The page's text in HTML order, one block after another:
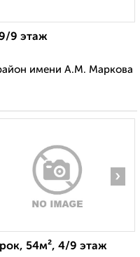
9 этаж
имени А.М. Маркова
›
54м², 4/9 этаж